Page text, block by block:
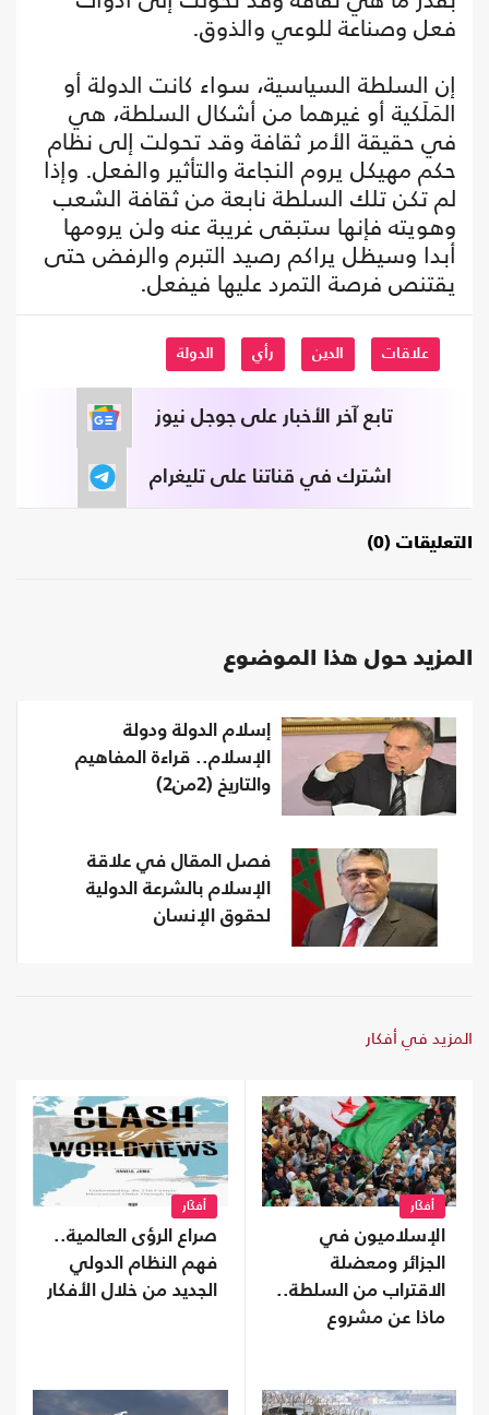
فعل وصناعة للوعي والذوق.
إن السلطة السياسية، سواء كانت الدولة أو
المَلَكية أو غيرهما من أشكال السلطة، هي
في حقيقة الأمر ثقافة وقد تحولت إلى نظام
حكم مهيكل يروم النجاعة والتأثير والفعل. وإذا
لم تكن تلك السلطة نابعة من ثقافة الشعب
وهويته فإنها ستبقى غريبة عنه ولن يرومها
أبدا وسيظل يراكم رصيد التبرم والرفض حتى
يقتنص فرصة التمرد عليها فيفعل.
علاقات الدين رأي الدولة
تابع آخر الأخبار على جوجل نيوز
اشترك في قناتنا على تليغرام
التعليقات (0)
المزيد حول هذا الموضوع
إسلام الدولة ودولة
الإسلام.. قراءة المفاهيم
والتاريخ (2من2)
فصل المقال في علاقة
الإسلام بالشرعة الدولية
لحقوق الإنسان
المزيد في أفكار
أفكَار
الإسلاميون في
الجزائر ومعضلة
الاقتراب من السلطة..
ماذا عن مشروع
أفكَار
صراع الرؤى العالمية..
فهم النظام الدولي
الجديد من خلال الأفكار